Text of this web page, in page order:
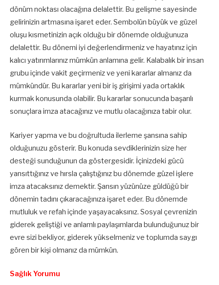
dönüm noktası olacağına delalettir. Bu gelişme sayesinde
gelirinizin artmasına işaret eder. Sembolün büyük ve güzel
oluşu kısmetinizin açık olduğu bir dönemde olduğunuza
delalettir. Bu dönemi iyi değerlendirmeniz ve hayatınız için
kalıcı yatırımlarınız mümkün anlamına gelir. Kalabalık bir insan
grubu içinde vakit geçirmeniz ve yeni kararlar almanız da
mümkündür. Bu kararlar yeni bir iş girişimi yada ortaklık
kurmak konusunda olabilir. Bu kararlar sonucunda başarılı
sonuçlara imza atacağınız ve mutlu olacağınıza tabir olur.
Kariyer yapma ve bu doğrultuda ilerleme şansına sahip
olduğunuzu gösterir. Bu konuda sevdiklerinizin size her
desteği sunduğunun da göstergesidir. İçinizdeki gücü
yansıttığınız ve hırsla çalıştığınız bu dönemde güzel işlere
imza atacaksınız demektir. Şansın yüzünüze güldüğü bir
dönemin tadını çıkaracağınıza işaret eder. Bu dönemde
mutluluk ve refah içinde yaşayacaksınız. Sosyal çevrenizin
giderek geliştiği ve anlamlı paylaşımlarda bulunduğunuz bir
evre sizi bekliyor, giderek yükselmeniz ve toplumda saygı
gören bir kişi olmanız da mümkün.
Sağlık Yorumu